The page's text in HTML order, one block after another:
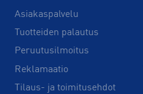
Asiakaspalvelu
Tuotteiden palautus
Peruutusilmoitus
Reklamaatio
Tilaus- ja toimitusehdot